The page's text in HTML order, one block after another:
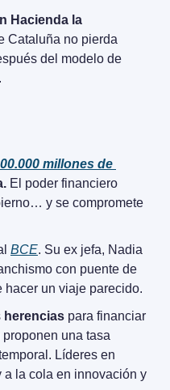
Cataluña no pierda
del modelo de
millones de
El poder financiero
y se compromete
BCE. Su ex jefa, Nadia
con puente de
hacer un viaje parecido.
herencias
proponen una tasa
Líderes en
la cola en innovación y